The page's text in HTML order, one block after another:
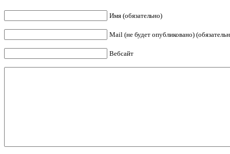
Имя (обязательно)
Mail (не будет опубликовано)
Вебсайт